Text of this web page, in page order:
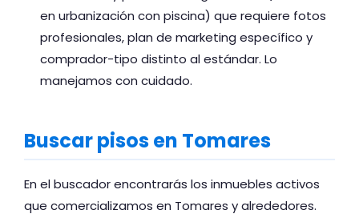
en urbanización con piscina) que requiere fotos
profesionales, plan de marketing específico y
comprador-tipo distinto al estándar. Lo
manejamos con cuidado.
Buscar pisos en Tomares
En el buscador encontrarás los inmuebles activos
que comercializamos en Tomares y alrededores.